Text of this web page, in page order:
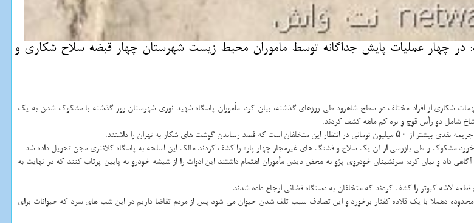
چهار عملیات پایش جداگانه توسط ماموران محیط زیست شهرستان چهار قبضه سلاح شكاری و
شكاری از افراد مختلف در سطح شاهرود طی روزهای گذشته، بیان كرد: مأموران پاسگاه شهید نوری شهرستان روز گذشته با مشكوك شدن به یك
شامل دو رأس قوچ و بره كم ماهه كشف كردند.
های شكار به تهران را داشتند.
مشكوك و طی بازرسی از آن یك سلاح و فشنگ های غیرمجاز چهار پاره را كشف كردند مالك این اسلحه به پاسگاه كلانتری مجن تحویل داده شد.
داد و بیان كرد: سرنشینان خودروی پژو به محض دیدن مأموران اهتمام داشتند این ادوات را از شیشه خودرو به پایین پرتاب كنند كه در نهایت به
لاشه كبوتر را كشف كردند كه متخلفان به دستگاه قضائی ارجاع داده شدند.
دهملا با یك قلاده كفتار برخورد و این تصادف سبب تلف شدن حیوان می شود پس از مردم تقاضا داریم در این شب های سرد كه حیوانات برای